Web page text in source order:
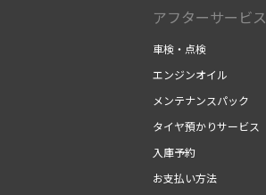
アフターサービス
車検・点検
エンジンオイル
メンテナンスパック
タイヤ預かりサービス
入庫予約
お支払い方法